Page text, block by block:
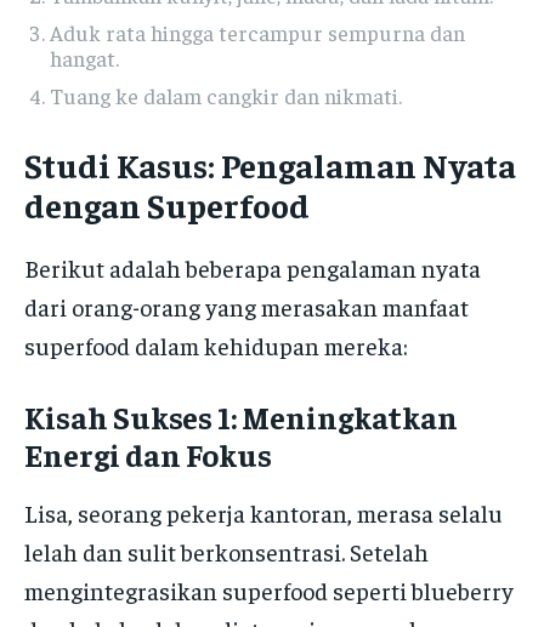
Aduk rata hingga tercampur sempurna dan
hangat.
Tuang ke dalam cangkir dan nikmati.
Studi Kasus: Pengalaman Nyata
dengan Superfood
Berikut adalah beberapa pengalaman nyata
dari orang-orang yang merasakan manfaat
superfood dalam kehidupan mereka:
Kisah Sukses 1: Meningkatkan
Energi dan Fokus
Lisa, seorang pekerja kantoran, merasa selalu
lelah dan sulit berkonsentrasi. Setelah
mengintegrasikan superfood seperti blueberry